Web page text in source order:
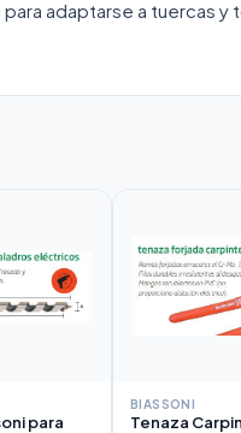
adaptarse a tuercas
para
BIASSONI
Tenaza